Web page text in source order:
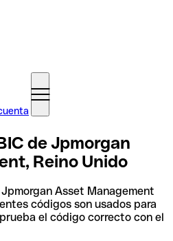
de Jpmorgan
Reino Unido
Asset Management
códigos son usados para
el código correcto con el